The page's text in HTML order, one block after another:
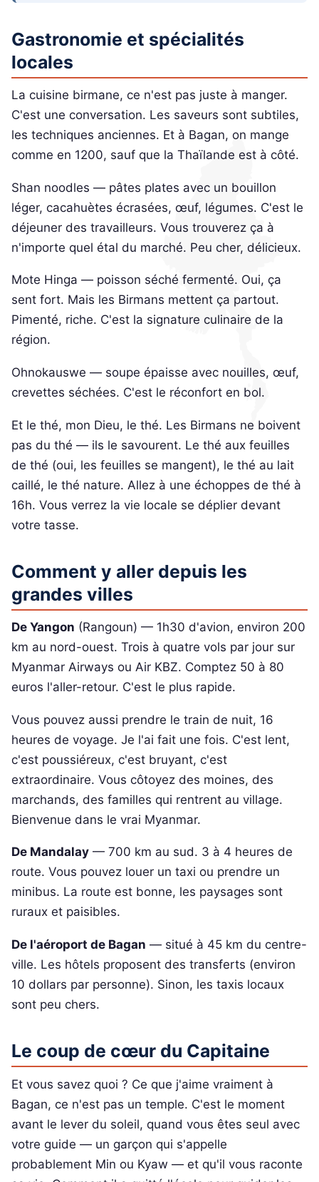
Gastronomie et spécialités
locales
La cuisine birmane, ce n'est pas juste à manger.
C'est une conversation. Les saveurs sont subtiles,
les techniques anciennes. Et à Bagan, on mange
comme en 1200, sauf que la Thaïlande est à côté.
Shan noodles — pâtes plates avec un bouillon
léger, cacahuètes écrasées, œuf, légumes. C'est le
déjeuner des travailleurs. Vous trouverez ça à
n'importe quel étal du marché. Peu cher, délicieux.
Mote Hinga — poisson séché fermenté. Oui, ça
sent fort. Mais les Birmans mettent ça partout.
Pimenté, riche. C'est la signature culinaire de la
région.
Ohnokauswe — soupe épaisse avec nouilles, œuf,
crevettes séchées. C'est le réconfort en bol.
Et le thé, mon Dieu, le thé. Les Birmans ne boivent
pas du thé — ils le savourent. Le thé aux feuilles
de thé (oui, les feuilles se mangent), le thé au lait
caillé, le thé nature. Allez à une échoppes de thé à
16h. Vous verrez la vie locale se déplier devant
votre tasse.
Comment y aller depuis les
grandes villes
De Yangon (Rangoun) — 1h30 d'avion, environ 200
km au nord-ouest. Trois à quatre vols par jour sur
Myanmar Airways ou Air KBZ. Comptez 50 à 80
euros l'aller-retour. C'est le plus rapide.
Vous pouvez aussi prendre le train de nuit, 16
heures de voyage. Je l'ai fait une fois. C'est lent,
c'est poussiéreux, c'est bruyant, c'est
extraordinaire. Vous côtoyez des moines, des
marchands, des familles qui rentrent au village.
Bienvenue dans le vrai Myanmar.
De Mandalay — 700 km au sud. 3 à 4 heures de
route. Vous pouvez louer un taxi ou prendre un
minibus. La route est bonne, les paysages sont
ruraux et paisibles.
De l'aéroport de Bagan — situé à 45 km du centre-
ville. Les hôtels proposent des transferts (environ
10 dollars par personne). Sinon, les taxis locaux
sont peu chers.
Le coup de cœur du Capitaine
Et vous savez quoi ? Ce que j'aime vraiment à
Bagan, ce n'est pas un temple. C'est le moment
avant le lever du soleil, quand vous êtes seul avec
votre guide — un garçon qui s'appelle
probablement Min ou Kyaw — et qu'il vous raconte